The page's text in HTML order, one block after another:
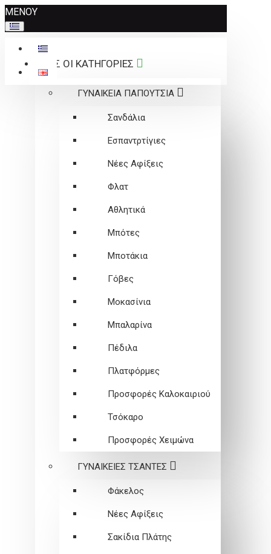
Σημείωση:
Αυτός
ο
ιστότοπος
περιλαμβάνει
ΜΕΝΟΥ
ΟΛΕΣ ΟΙ ΚΑΤΗΓΟΡΙΕΣ
ΓΥΝΑΙΚΕΙΑ ΠΑΠΟΥΤΣΙΑ
Σανδάλια
Εσπαντρτίγιες
Νέες Αφίξεις
Φλατ
Αθλητικά
Μπότες
Μποτάκια
Γόβες
Μοκασίνια
Μπαλαρίνα
Πέδιλα
Πλατφόρμες
Προσφορές Καλοκαιριού
Τσόκαρο
Προσφορές Χειμώνα
ΓΥΝΑΙΚΕΙEΣ ΤΣΑΝΤΕΣ
Φάκελος
Νέες Αφίξεις
Σακίδια Πλάτης